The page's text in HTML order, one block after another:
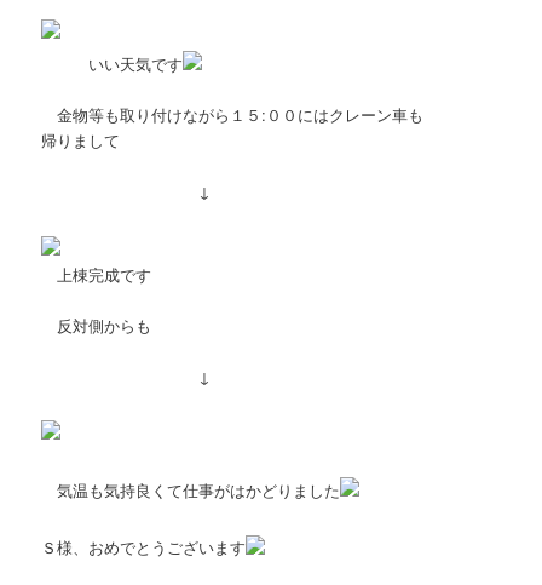
いい天気です
金物等も取り付けながら１５:００にはクレーン車も
帰りまして
↓
上棟完成です
反対側からも
↓
気温も気持良くて仕事がはかどりました
Ｓ様、おめでとうございます